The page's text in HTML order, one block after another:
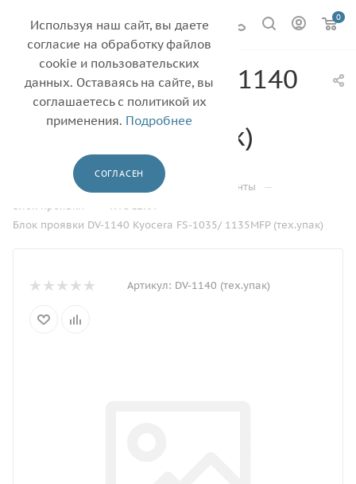
0
Блок проявки DV-1140
Kyocera FS-1035/
1135MFP (тех.упак)
Каталог —
Драм-юниты, блоки проявки и их компоненты —
Блок проявки KYOCERA
Блок проявки DV-1140 Kyocera FS-1035/ 1135MFP (тех.упак)
Артикул: DV-1140 (тех.упак)
Используя наш сайт, вы даете
согласие на обработку файлов
cookie и пользовательских
данных. Оставаясь на сайте, вы
соглашаетесь с политикой их
применения. Подробнее
СОГЛАСЕН